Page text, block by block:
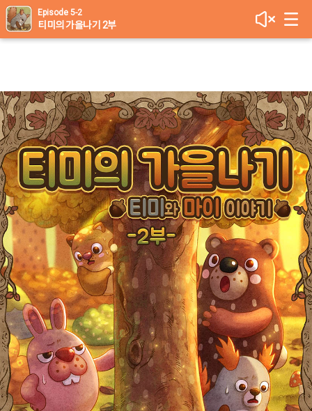
Episode 5-2
티미의 가을나기 2부